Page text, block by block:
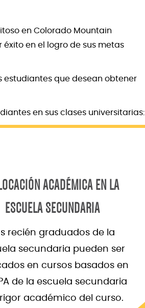
en Colorado Mountain
en el logro de sus metas
estudiantes que desean obtener
en sus clases universitarias:
ACADÉMICA EN LA
ESCUELA SECUNDARIA
recién graduados de la
secundaria pueden ser
en cursos basados en
de la escuela secundaria
académico del curso.